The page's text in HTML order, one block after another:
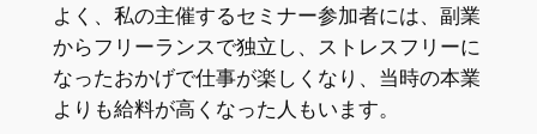
よく、私の主催するセミナー参加者には、副業
からフリーランスで独立し、ストレスフリーに
なったおかげで仕事が楽しくなり、当時の本業
よりも給料が高くなった人もいます。